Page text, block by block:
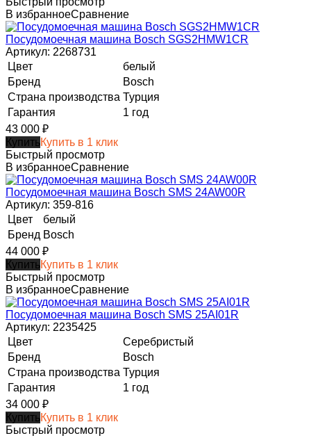
В избранноеСравнение
Посудомоечная машина Bosch SGS2HMW1CR
Артикул: 2268731
Цвет
белый
Бренд
Bosch
Страна производства Турция
Гарантия
1 год
43 000 ₽
КупитьКупить в 1 клик
Быстрый просмотр
В избранноеСравнение
Посудомоечная машина Bosch SMS 24AW00R
Артикул: 359-816
Цвет
белый
Бренд Bosch
44 000 ₽
КупитьКупить в 1 клик
Быстрый просмотр
В избранноеСравнение
Посудомоечная машина Bosch SMS 25AI01R
Артикул: 2235425
Цвет
Серебристый
Бренд
Bosch
Страна производства Турция
Гарантия
1 год
34 000 ₽
КупитьКупить в 1 клик
Быстрый просмотр